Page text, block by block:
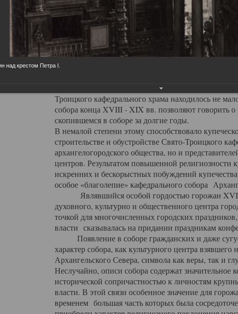
Масштабность, благолепие и богатство собора,
заслуженно выделяя из многочисленных
иконостас украшенный колоннами ионического
царскими вратами, изящным фронтоном и
собой поистине художественную ценность. В
шитьем, многочисленными предметами церковной
неповторимый красочный ансамбль
поражающий воображение своих посетителей. В
Троицкого кафедрального храма находилось не
собора конца XVIII - XIX вв. позволяют говорить
скопившемся в соборе за долгие годы.
В немалой степени этому способствовало
строительстве и обустройстве Свято-Троицкого
архангелогородского общества, но и
центров. Результатом повышенной религиозности
искренних и бескорыстных побуждений
особое «благолепие» кафедрального собора
Являвшийся особой гордостью горожан XVIII
духовного, культурно и общественного центра
точкой для многочисленных городских
власти сказывалась на придании праздникам
Появление в соборе гражданских и даже
характер собора, как культурного центра
Архангельского Севера, символа как веры, так и
Неслучайно, описи собора содержат значительное
исторической сопричастностью к личностям
власти. В этой связи особенное значение для
временем большая часть которых была
над крестом Петра I.